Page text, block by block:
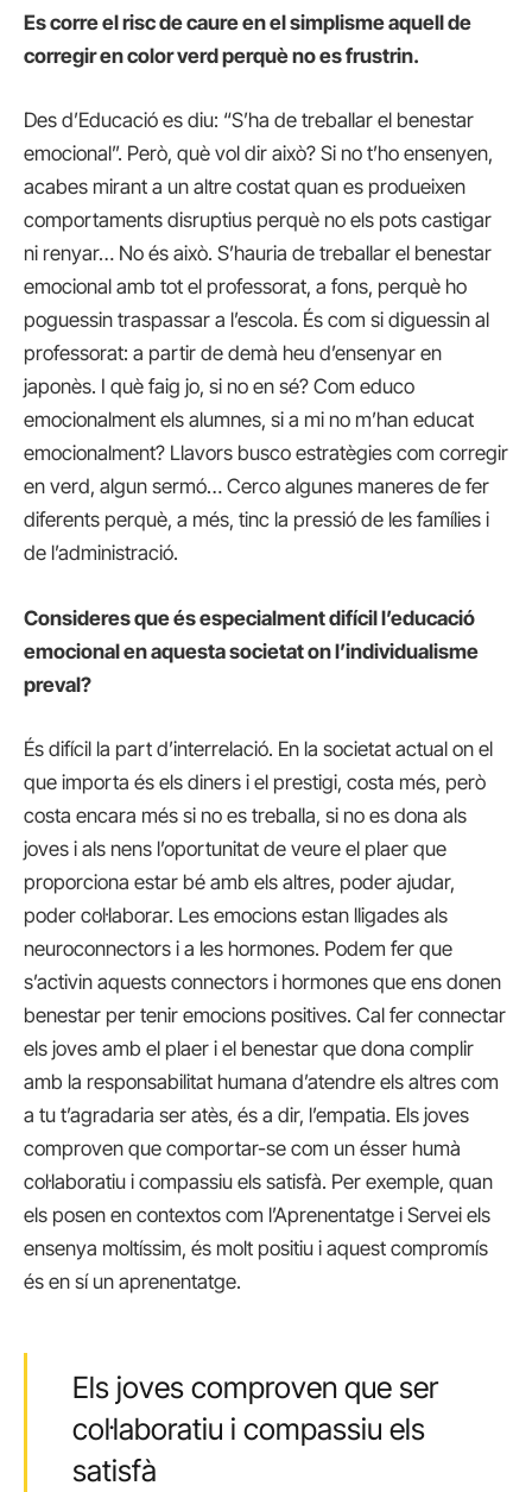
Es corre el risc de caure en el simplisme aquell de
corregir en color verd perquè no es frustrin.
Des d’Educació es diu: “S’ha de treballar el benestar
emocional”. Però, què vol dir això? Si no t’ho ensenyen,
acabes mirant a un altre costat quan es produeixen
comportaments disruptius perquè no els pots castigar
ni renyar… No és això. S’hauria de treballar el benestar
emocional amb tot el professorat, a fons, perquè ho
poguessin traspassar a l’escola. És com si diguessin al
professorat: a partir de demà heu d’ensenyar en
japonès. I què faig jo, si no en sé? Com educo
emocionalment els alumnes, si a mi no m’han educat
emocionalment? Llavors busco estratègies com corregir
en verd, algun sermó… Cerco algunes maneres de fer
diferents perquè, a més, tinc la pressió de les famílies i
de l’administració.
Consideres que és especialment difícil l’educació
emocional en aquesta societat on l’individualisme
preval?
És difícil la part d’interrelació. En la societat actual on el
que importa és els diners i el prestigi, costa més, però
costa encara més si no es treballa, si no es dona als
joves i als nens l’oportunitat de veure el plaer que
proporciona estar bé amb els altres, poder ajudar,
poder col·laborar. Les emocions estan lligades als
neuroconnectors i a les hormones. Podem fer que
s’activin aquests connectors i hormones que ens donen
benestar per tenir emocions positives. Cal fer connectar
els joves amb el plaer i el benestar que dona complir
amb la responsabilitat humana d’atendre els altres com
a tu t’agradaria ser atès, és a dir, l’empatia. Els joves
comproven que comportar-se com un ésser humà
col·laboratiu i compassiu els satisfà. Per exemple, quan
els posen en contextos com l’Aprenentatge i Servei els
ensenya moltíssim, és molt positiu i aquest compromís
és en sí un aprenentatge.
Els joves comproven que ser
col·laboratiu i compassiu els
satisfà